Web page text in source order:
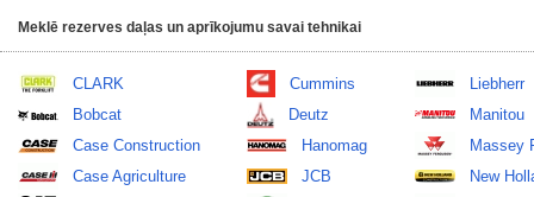
Meklē rezerves daļas un aprīkojumu savai tehnikai
CLARK
Bobcat
Case Construction
Case Agriculture
Cummins
Deutz
Hanomag
JCB
Liebherr
Manitou
Massey
New